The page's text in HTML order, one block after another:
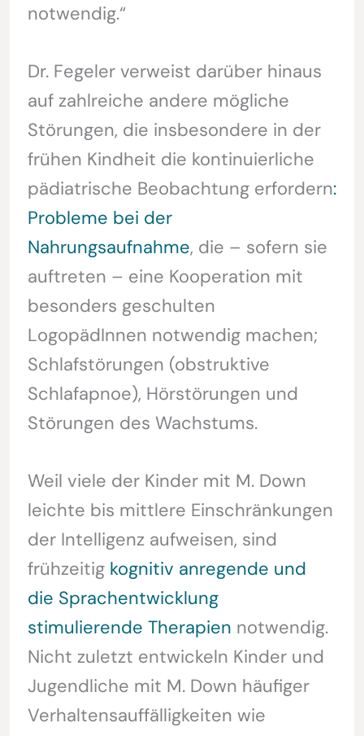
notwendig.“
Dr. Fegeler verweist darüber hinaus
auf zahlreiche andere mögliche
Störungen, die insbesondere in der
frühen Kindheit die kontinuierliche
pädiatrische Beobachtung erfordern:
Probleme bei der
Nahrungsaufnahme, die – sofern sie
auftreten – eine Kooperation mit
besonders geschulten
LogopädInnen notwendig machen;
Schlafstörungen (obstruktive
Schlafapnoe), Hörstörungen und
Störungen des Wachstums.
Weil viele der Kinder mit M. Down
leichte bis mittlere Einschränkungen
der Intelligenz aufweisen, sind
frühzeitig kognitiv anregende und
die Sprachentwicklung
stimulierende Therapien notwendig.
Nicht zuletzt entwickeln Kinder und
Jugendliche mit M. Down häufiger
Verhaltensauffälligkeiten wie